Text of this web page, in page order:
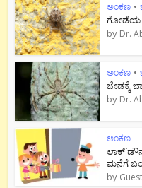
ಅಂಕಣ •
ಗೋಡೆಯ
by Dr.
ಅಂಕಣ •
ಜೇಡಕ್ಕೆ
by Dr.
ಅಂಕಣ
ಮನೆಗೆ
by